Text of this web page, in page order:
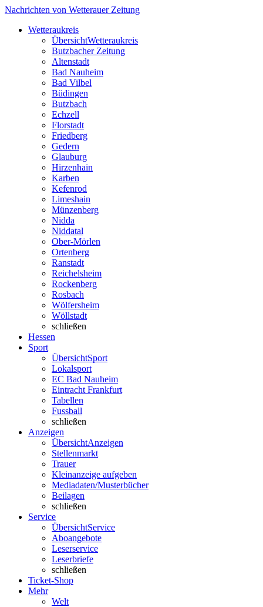
Nachrichten von Wetterauer Zeitung
Wetteraukreis
ÜbersichtWetteraukreis
Butzbacher Zeitung
Altenstadt
Bad Nauheim
Bad Vilbel
Büdingen
Butzbach
Echzell
Florstadt
Friedberg
Gedern
Glauburg
Hirzenhain
Karben
Kefenrod
Limeshain
Münzenberg
Nidda
Niddatal
Ober-Mörlen
Ortenberg
Ranstadt
Reichelsheim
Rockenberg
Rosbach
Wölfersheim
Wöllstadt
schließen
Hessen
Sport
ÜbersichtSport
Lokalsport
EC Bad Nauheim
Eintracht Frankfurt
Tabellen
Fussball
schließen
Anzeigen
ÜbersichtAnzeigen
Stellenmarkt
Trauer
Kleinanzeige aufgeben
Mediadaten/Musterbücher
Beilagen
schließen
Service
ÜbersichtService
Aboangebote
Leserservice
Leserbriefe
schließen
Ticket-Shop
Mehr
Welt